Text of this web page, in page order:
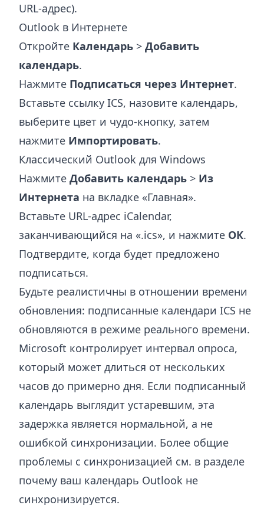
URL-адрес).
Outlook в Интернете
Откройте Календарь > Добавить
календарь.
Нажмите Подписаться через Интернет.
Вставьте ссылку ICS, назовите календарь,
выберите цвет и чудо-кнопку, затем
нажмите Импортировать.
Классический Outlook для Windows
Нажмите Добавить календарь > Из
Интернета на вкладке «Главная».
Вставьте URL-адрес iCalendar,
заканчивающийся на «.ics», и нажмите ОК.
Подтвердите, когда будет предложено
подписаться.
Будьте реалистичны в отношении времени
обновления: подписанные календари ICS не
обновляются в режиме реального времени.
Microsoft контролирует интервал опроса,
который может длиться от нескольких
часов до примерно дня. Если подписанный
календарь выглядит устаревшим, эта
задержка является нормальной, а не
ошибкой синхронизации. Более общие
проблемы с синхронизацией см. в разделе
почему ваш календарь Outlook не
синхронизируется.